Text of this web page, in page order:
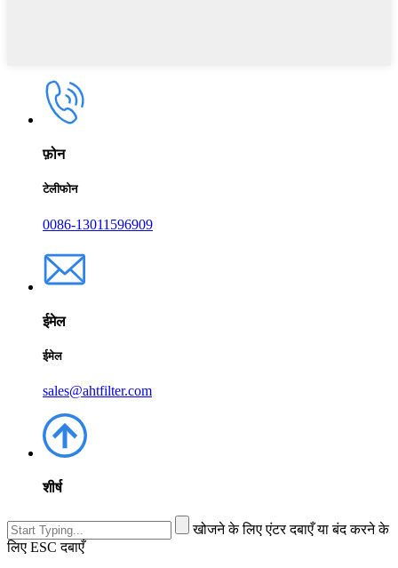
फ़ोन
टेलीफोन
0086-13011596909
ईमेल
ईमेल
sales@ahtfilter.com
शीर्ष
खोजने के लिए एंटर दबाएँ या बंद करने के
लिए ESC दबाएँ